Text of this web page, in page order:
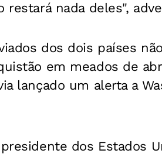
restará nada deles",
dos dois países
em meados de
lançado um alerta a
dos Estados